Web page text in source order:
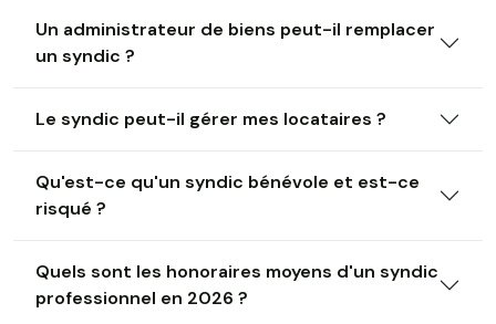
Un administrateur de biens peut-il remplacer
un syndic ?
Le syndic peut-il gérer mes locataires ?
Qu'est-ce qu'un syndic bénévole et est-ce
risqué ?
Quels sont les honoraires moyens d'un syndic
professionnel en 2026 ?